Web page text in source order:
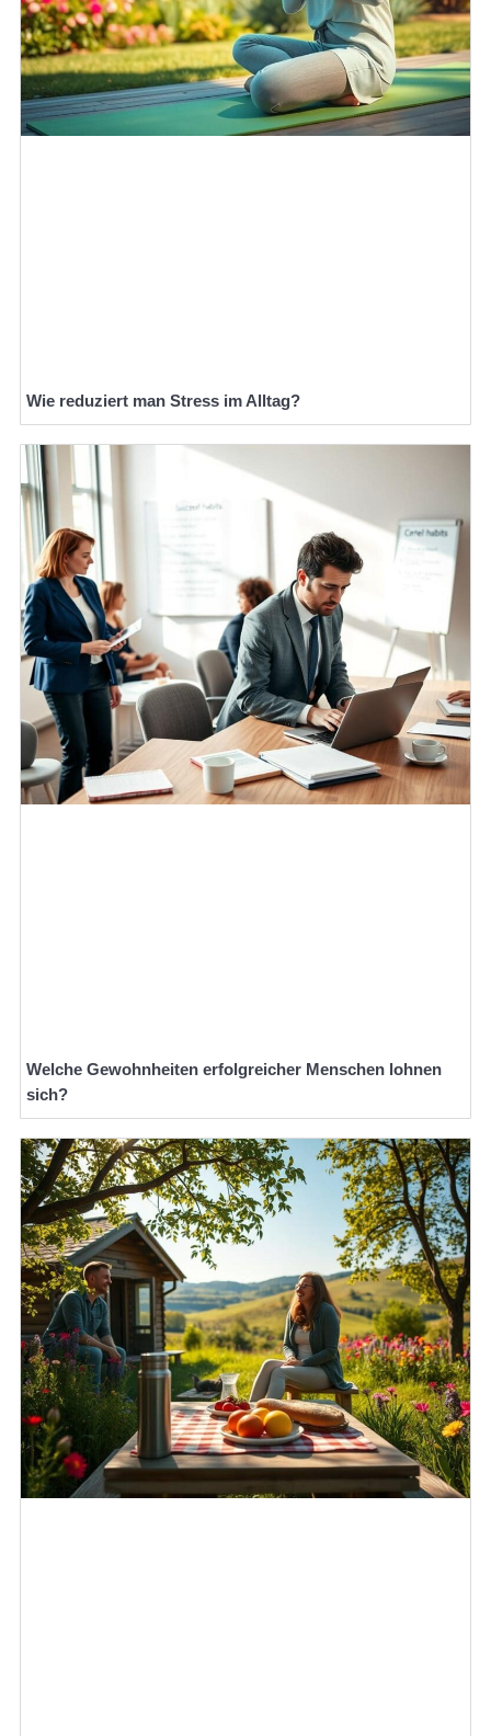
Wie reduziert man Stress im Alltag?
Welche Gewohnheiten erfolgreicher Menschen lohnen
sich?